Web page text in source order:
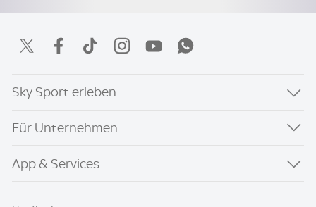
Sky Sport erleben
Für Unternehmen
App & Services